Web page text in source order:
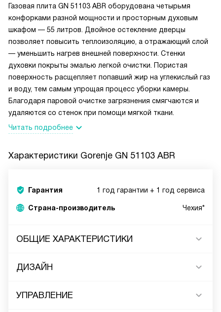
Газовая плита GN 51103 ABR оборудована четырьмя
конфорками разной мощности и просторным духовым
шкафом — 55 литров. Двойное остекление дверцы
позволяет повысить теплоизоляцию, а отражающий слой
— уменьшить нагрев внешней поверхности. Стенки
духовки покрыты эмалью легкой очистки. Пористая
поверхность расщепляет попавший жир на углекислый газ
и воду, тем самым упрощая процесс уборки камеры.
Благодаря паровой очистке загрязнения смягчаются и
удаляются со стенок при помощи мягкой ткани.
Читать подробнее
Характеристики Gorenje GN 51103 ABR
Гарантия 1 год гарантии + 1 год сервиса
Страна-производитель Чехия*
ОБЩИЕ ХАРАКТЕРИСТИКИ
ДИЗАЙН
УПРАВЛЕНИЕ